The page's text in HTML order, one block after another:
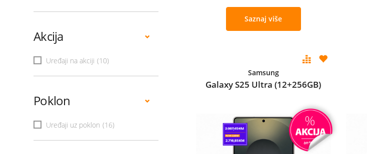
Akcija
Uređaji na akciji (10)
Poklon
Uređaji uz poklon (16)
Saznaj više
Samsung
Galaxy S25 Ultra (12+256GB)